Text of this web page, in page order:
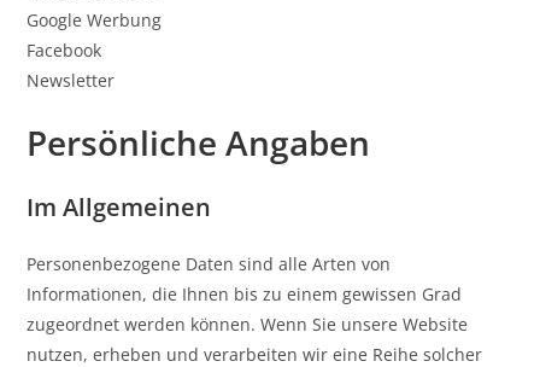
Google Werbung
Facebook
Newsletter
Persönliche Angaben
Im Allgemeinen
Personenbezogene Daten sind alle Arten von
Informationen, die Ihnen bis zu einem gewissen Grad
zugeordnet werden können. Wenn Sie unsere Website
nutzen, erheben und verarbeiten wir eine Reihe solcher